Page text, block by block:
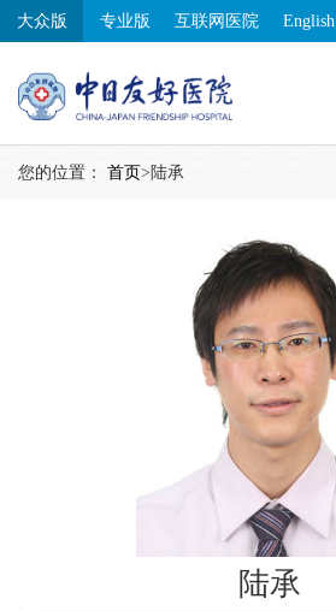
大众版 专业版 互联网医院 English
您的位置： 首页> 陆承
陆承